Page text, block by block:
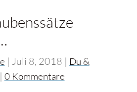
| Juli 8, 2018 | Du &
| 0 Kommentare